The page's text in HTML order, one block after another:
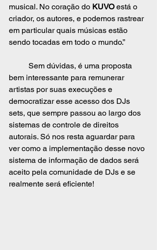
musical. No coração do KUVO está o
criador, os autores, e podemos rastrear
em particular quais músicas estão
sendo tocadas em todo o mundo.”
bem interessante para remunerar
artistas por suas execuções e
democratizar esse acesso dos DJs
sets, que sempre passou ao largo dos
sistemas de controle de direitos
autorais. Só nos resta aguardar para
ver como a implementação desse novo
sistema de informação de dados será
aceito pela comunidade de DJs e se
realmente será eficiente!